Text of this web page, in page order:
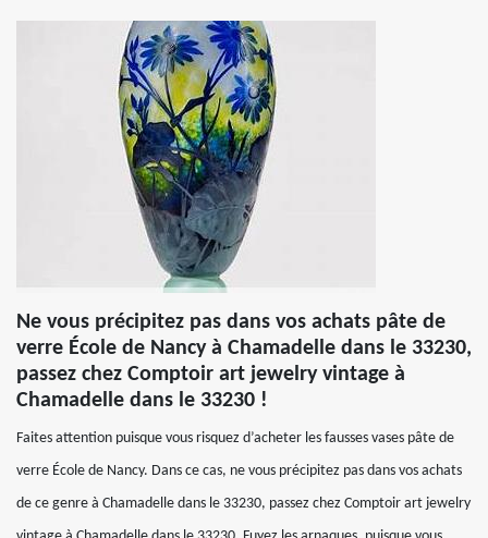
Ne vous précipitez pas dans vos achats pâte de
verre École de Nancy à Chamadelle dans le 33230,
passez chez Comptoir art jewelry vintage à
Chamadelle dans le 33230 !
Faites attention puisque vous risquez d’acheter les fausses vases pâte de
verre École de Nancy. Dans ce cas, ne vous précipitez pas dans vos achats
de ce genre à Chamadelle dans le 33230, passez chez Comptoir art jewelry